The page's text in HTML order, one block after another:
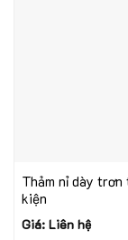
Thảm nỉ dày
kiện
Giá: Liên hệ